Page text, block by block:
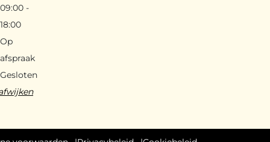
09:00 -
18:00
Op
afspraak
Gesloten